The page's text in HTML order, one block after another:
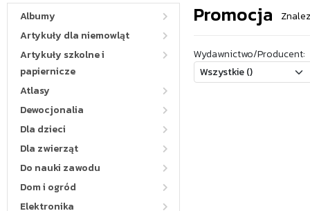
Albumy
Artykuły dla niemowląt
Artykuły szkolne i
papiernicze
Atlasy
Dewocjonalia
Dla dzieci
Dla zwierząt
Do nauki zawodu
Dom i ogród
Elektronika
Promocja
Wydawnictwo/Producent: